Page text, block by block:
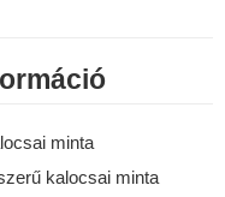
minta
kalocsai minta